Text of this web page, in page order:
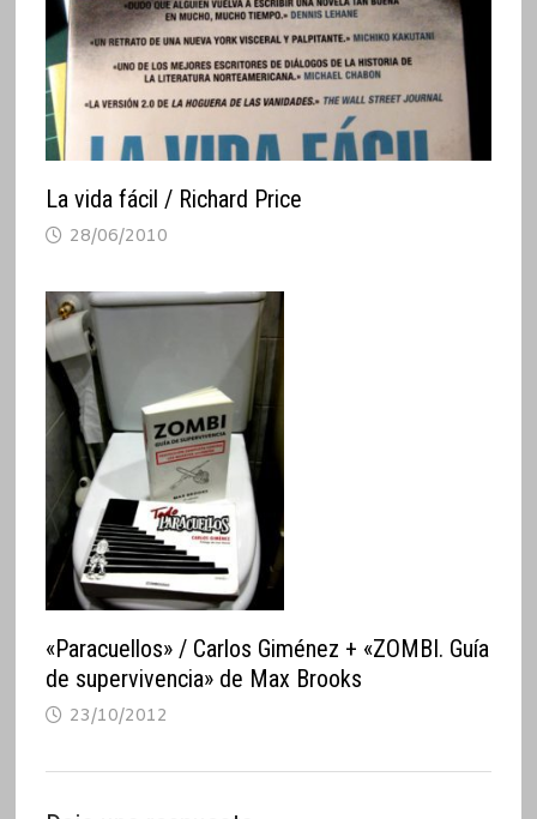
La vida fácil / Richard Price
28/06/2010
«Paracuellos» / Carlos Giménez + «ZOMBI. Guía
de supervivencia» de Max Brooks
23/10/2012